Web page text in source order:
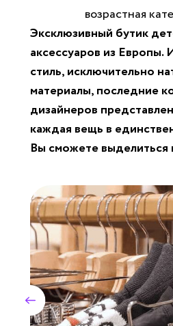
возрастная
Эксклюзивный бутик
аксессуаров из Европы.
стиль, исключительно
материалы, последние
дизайнеров
каждая вещь в
Вы сможете выделиться